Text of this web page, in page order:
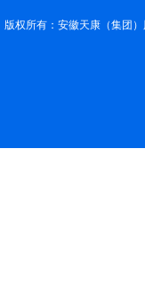
版权所有：安徽天康（集团